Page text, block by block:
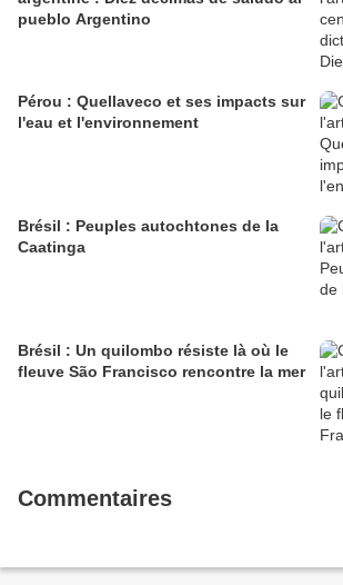
pueblo Argentino
Pérou : Quellaveco et ses impacts sur
l'eau et l'environnement
Brésil : Peuples autochtones de la
Caatinga
Brésil : Un quilombo résiste là où le
fleuve São Francisco rencontre la mer
Commentaires